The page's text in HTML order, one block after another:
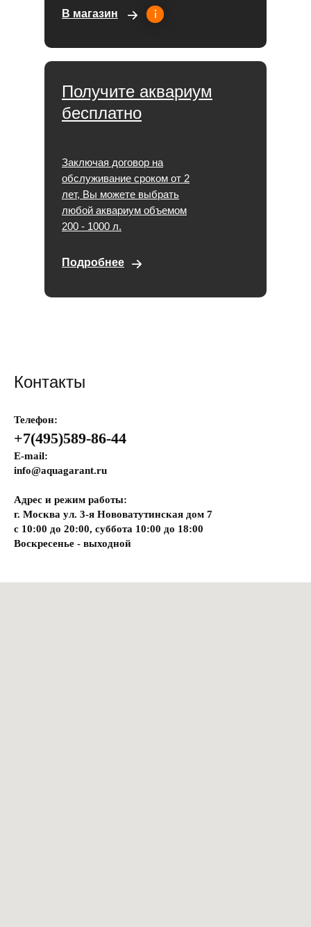
Получите аквариум
бесплатно
Заключая договор на
обслуживание сроком от 2
лет, Вы можете выбрать
любой аквариум объемом
200 - 1000 л.
Подробнее
В магазин
Контакты
Телефон:
+7(495)589-86-44
E-mail:
info@aquagarant.ru
Адрес и режим работы:
г. Москва ул. 3-я Нововатутинская дом 7
с 10:00 до 20:00, суббота 10:00 до 18:00
Воскресенье - выходной